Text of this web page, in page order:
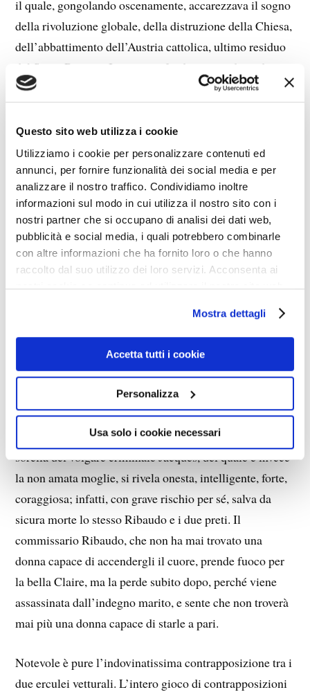
Questo sito web utilizza i cookie
Utilizziamo i cookie per personalizzare contenuti ed
annunci, per fornire funzionalità dei social media e per
analizzare il nostro traffico. Condividiamo inoltre
informazioni sul modo in cui utilizza il nostro sito con i
nostri partner che si occupano di analisi dei dati web,
pubblicità e social media, i quali potrebbero combinarle
con altre informazioni che ha fornito loro o che hanno
raccolto dal suo utilizzo dei loro servizi. Acconsenta ai
nostri cookie se continua ad utilizzare il nostro sito web.
Mostra dettagli
Accetta tutti i cookie
Personalizza
Usa solo i cookie necessari
il quale, gongolando oscenamente, accarezzava il sogno
della rivoluzione globale, della distruzione della Chiesa,
dell’abbattimento dell’Austria cattolica, ultimo residuo
del Sacro Romano Impero profondamente odiato dai
tizzoni d’inferno.
Indimenticabili, nei loro contrastanti aspetti, i
personaggi come l’energico Don Alicante, pronto a fare
a pugni perché un massone moribondo possa ricevere
gli ultimi conforti religiosi, e il titubante Don Nicola,
che via via cresce di statura, riuscendo a diventare a sua
volta un vero combattente contro il male.
A queste due magistrali contrapposizioni di personaggi
se ne aggiunge una terza, quella del commissario
Ribaudo e della misteriosa giovane francese Claire de
un vivo senso del dovere, massone ma solo a uno dei
gradini più bassi e quindi non a giorno del vero orrendo
volto della massoneria, che appare soltanto a chi ha
percorso l’intero cammino “iniziatico”. Claire,
inizialmente presentata col falso nome di Louise e come
sorella del volgare criminale Jacques, del quale è invece
la non amata moglie, si rivela onesta, intelligente, forte,
coraggiosa; infatti, con grave rischio per sé, salva da
sicura morte lo stesso Ribaudo e i due preti. Il
commissario Ribaudo, che non ha mai trovato una
donna capace di accendergli il cuore, prende fuoco per
la bella Claire, ma la perde subito dopo, perché viene
assassinata dall’indegno marito, e sente che non troverà
mai più una donna capace di starle a pari.
Notevole è pure l’indovinatissima contrapposizione tra i
due erculei vetturali. L’intero gioco di contrapposizioni